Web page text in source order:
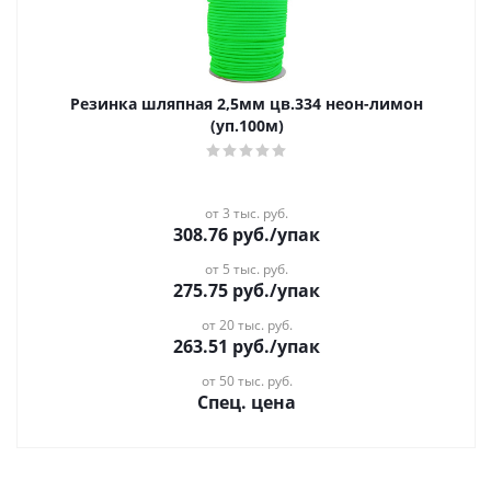
Резинка шляпная 2,5мм цв.334 неон-лимон
(уп.100м)
от 3 тыс. руб.
308.76 руб./упак
от 5 тыс. руб.
275.75 руб./упак
от 20 тыс. руб.
263.51 руб./упак
от 50 тыс. руб.
Спец. цена